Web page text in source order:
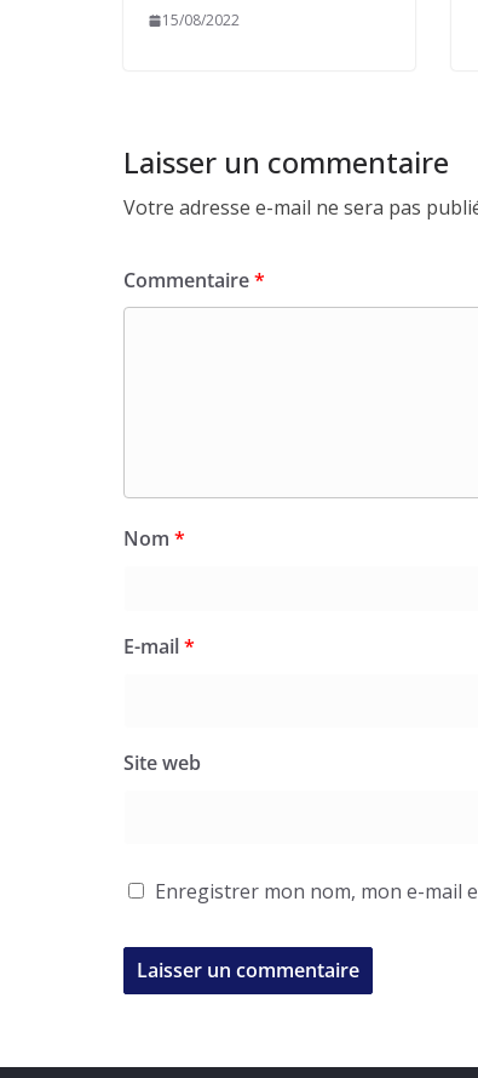
15/08/2022
Laisser un commentaire
Votre adresse e-mail ne sera pas
Commentaire*
Nom *
E-mail*
Site web
Enregistrer mon nom, mon e-mail